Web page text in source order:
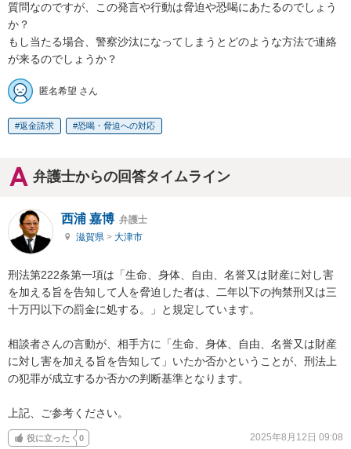
質問なのですが、この発言や行動は脅迫や恐喝にあたるのでしょう
か？
もし当たる場合、警察沙汰になってしまうとどのような方法で連絡
が来るのでしょうか？
匿名希望 さん
返金請求 恐喝・脅迫への対応
弁護士からの回答タイムライン
西浦 嘉博 弁護士
滋賀県 > 大津市
刑法第222条第一項は「生命、身体、自由、名誉又は財産に対し害
を加える旨を告知して人を脅迫した者は、二年以下の拘禁刑又は三
十万円以下の罰金に処する。」と規定しています。
相談者さんの言動が、相手方に「生命、身体、自由、名誉又は財産
に対し害を加える旨を告知して」いたか否かということが、刑法上
の犯罪が成立するか否かの判断基準となります。
上記、ご参考ください。
役に立った 0 2025年8月12日 09:08